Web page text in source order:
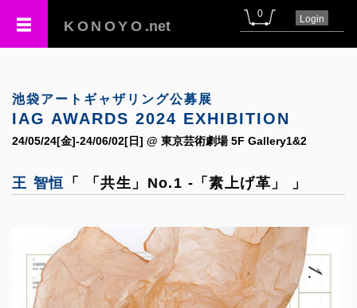
KONOYO .net
0 Login
池袋アートギャザリング公募展
IAG AWARDS 2024 EXHIBITION
24/05/24[金]-24/06/02[日] @ 東京芸術劇場 5F Gallery1&2
王 智恒 「 「共生」No.1 -「素上げ革」 」